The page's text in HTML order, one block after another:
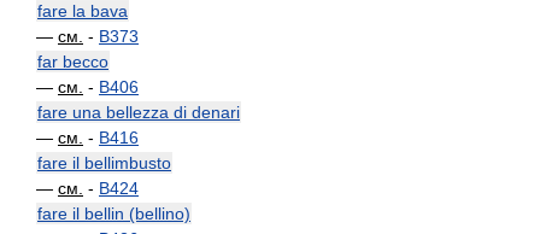
fare la bava
— см. - B373
far becco
— см. - B406
fare una bellezza di denari
— см. - B416
fare il bellimbusto
— см. - B424
fare il bellin (bellino)